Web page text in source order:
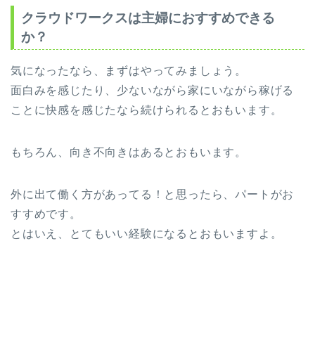
クラウドワークスは主婦におすすめできる
か？
気になったなら、まずはやってみましょう。
面白みを感じたり、少ないながら家にいながら稼げる
ことに快感を感じたなら続けられるとおもいます。
もちろん、向き不向きはあるとおもいます。
外に出て働く方があってる！と思ったら、パートがお
すすめです。
とはいえ、とてもいい経験になるとおもいますよ。